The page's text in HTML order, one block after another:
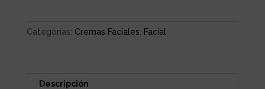
Categorías: Cremas Faciales Facial
Descripción